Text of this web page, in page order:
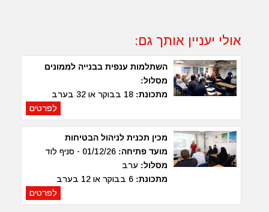
אולי יעניין אותך גם:
השתלמות ענפית בבנייה לממונים
מסלול:
מתכונת: 18 בבוקר או 32 בערב
לפרטים
מכין תכנית לניהול הבטיחות
מועד פתיחה: 01/12/26 - סניף לוד
מסלול: ערב
מתכונת: 6 בבוקר או 12 בערב
לפרטים